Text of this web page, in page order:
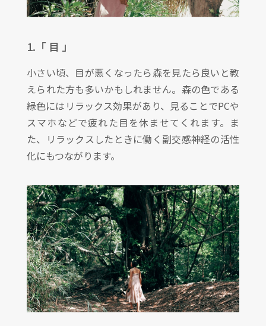
1.「 目 」
小さい頃、目が悪くなったら森を見たら良いと教
えられた方も多いかもしれません。森の色である
緑色にはリラックス効果があり、見ることでPCや
スマホなどで疲れた目を休ませてくれます。ま
た、リラックスしたときに働く副交感神経の活性
化にもつながります。